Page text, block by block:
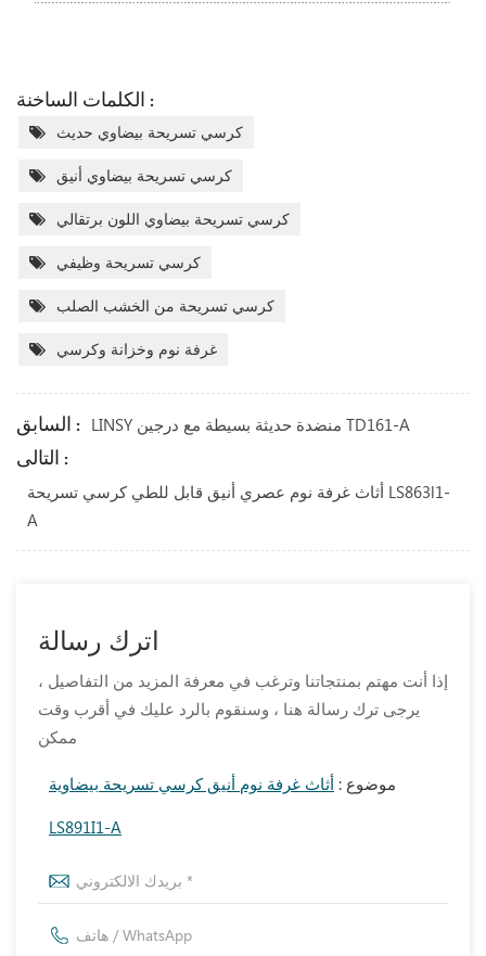
الكلمات الساخنة :
كرسي تسريحة بيضاوي حديث
كرسي تسريحة بيضاوي أنيق
كرسي تسريحة بيضاوي اللون برتقالي
كرسي تسريحة وظيفي
كرسي تسريحة من الخشب الصلب
غرفة نوم وخزانة وكرسي
السابق : LINSY منضدة حديثة بسيطة مع درجين TD161-A
التالى :
أثاث غرفة نوم عصري أنيق قابل للطي كرسي تسريحة LS863l1-
A
اترك رسالة
إذا أنت مهتم بمنتجاتنا وترغب في معرفة المزيد من التفاصيل ،
يرجى ترك رسالة هنا ، وسنقوم بالرد عليك في أقرب وقت
ممكن
موضوع : أثاث غرفة نوم أنيق كرسي تسريحة بيضاوية
LS891I1-A